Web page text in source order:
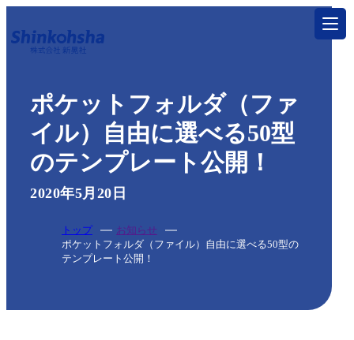
サービス
印刷する
特殊加工・特殊印刷
製本する
製本・折り加工
ポケットフォルダ（ファ
イル）自由に選べる50型
のテンプレート公開！
2020年5月20日
トップ
お知らせ
ポケットフォルダ（ファイル）自由に選べる50型の
テンプレート公開！